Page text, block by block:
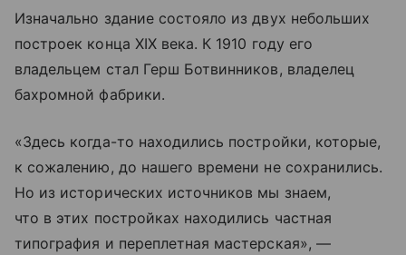
Изначально здание состояло из двух небольших
построек конца XIX века. К 1910 году его
владельцем стал Герш Ботвинников, владелец
бахромной фабрики.
«Здесь когда-то находились постройки, которые,
к сожалению, до нашего времени не сохранились.
Но из исторических источников мы знаем,
что в этих постройках находились частная
типография и переплетная мастерская», —